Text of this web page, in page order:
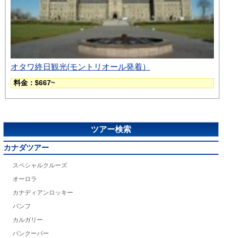
オタワ終日観光(モントリオール発着）
料金：$667~
ツアー検索
カナダツアー
スペシャルクルーズ
オーロラ
カナディアンロッキー
バンフ
カルガリー
バンクーバー